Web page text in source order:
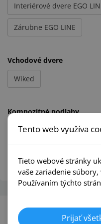
Interiérové dvere EGO
Zárubne EGO LINE
Vchodové dvere
Wiked
Kompozitné podlahy
Parquetvinyl
Tento web využíva
Tieto webové stránky
vaše zariadenie
Používaním týchto
Prijať